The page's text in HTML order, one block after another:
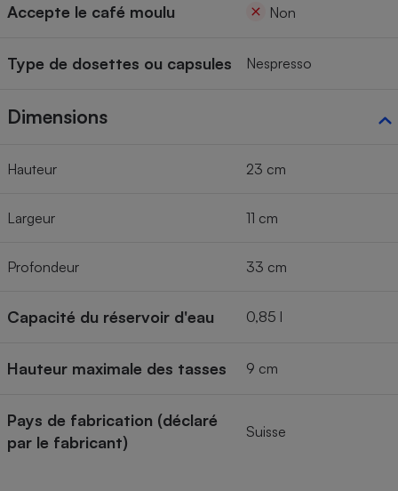
Accepte le café moulu Non
Type de dosettes ou capsules Nespresso
Dimensions
Hauteur 23 cm
Largeur 11 cm
Profondeur 33 cm
Capacité du réservoir d'eau 0,85 l
Hauteur maximale des tasses 9 cm
Pays de fabrication (déclaré
par le fabricant)
Suisse